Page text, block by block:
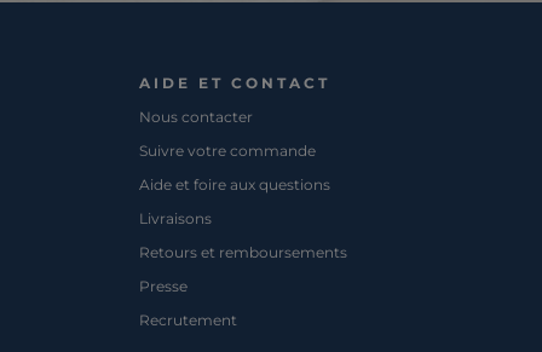
AIDE ET CONTACT
Nous contacter
Suivre votre commande
Aide et foire aux questions
Livraisons
Retours et remboursements
Presse
Recrutement